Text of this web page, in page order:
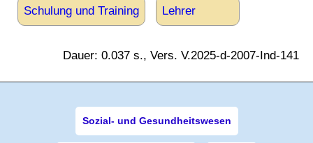
Schulung und Training Lehrer
Dauer: 0.037 s., Vers. V.2025-d-2007-Ind-141
Sozial- und Gesundheitswesen